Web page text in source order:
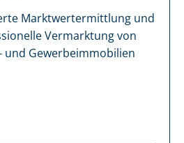
Markt­wert­ermitt­lung und
Vermarktung von
und Ge­wer­be­im­mo­bi­li­en